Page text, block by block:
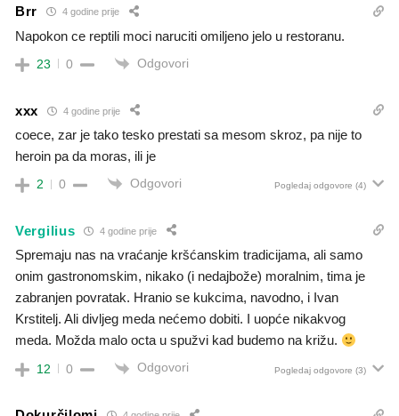
Brr 4 godine prije
Napokon ce reptili moci naruciti omiljeno jelo u restoranu.
23 0 Odgovori
xxx 4 godine prije
coece, zar je tako tesko prestati sa mesom skroz, pa nije to
heroin pa da moras, ili je
2 0 Odgovori Pogledaj odgovore (4)
Vergilius 4 godine prije
Spremaju nas na vraćanje kršćanskim tradicijama, ali samo
onim gastronomskim, nikako (i nedajbože) moralnim, tima je
zabranjen povratak. Hranio se kukcima, navodno, i Ivan
Krstitelj. Ali divljeg meda nećemo dobiti. I uopće nikakvog
meda. Možda malo octa u spužvi kad budemo na križu.
12 0 Odgovori Pogledaj odgovore (3)